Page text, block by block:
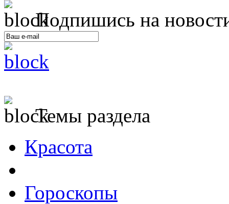
Подпишись на
Темы раздела
Красота
Гороскопы